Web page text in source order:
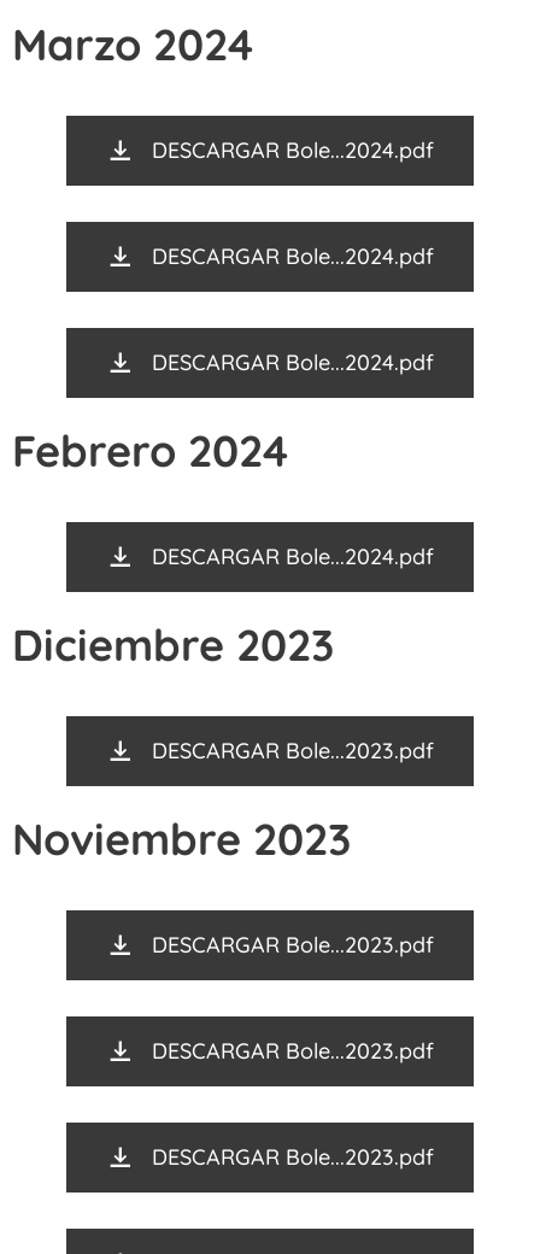
Marzo 2024
DESCARGAR Bole...2024.pdf
DESCARGAR Bole...2024.pdf
DESCARGAR Bole...2024.pdf
Febrero 2024
DESCARGAR Bole...2024.pdf
Diciembre 2023
DESCARGAR Bole...2023.pdf
Noviembre 2023
DESCARGAR Bole...2023.pdf
DESCARGAR Bole...2023.pdf
DESCARGAR Bole...2023.pdf